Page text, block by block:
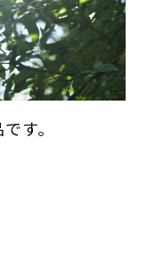
す。